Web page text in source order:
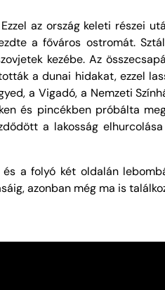
az ország keleti részei
a főváros ostromát.
kezébe. Az
a dunai hidakat, ezzel
a Vigadó, a Nemzeti
és pincékben próbálta
a lakosság
a folyó két oldalán
azonban még ma is